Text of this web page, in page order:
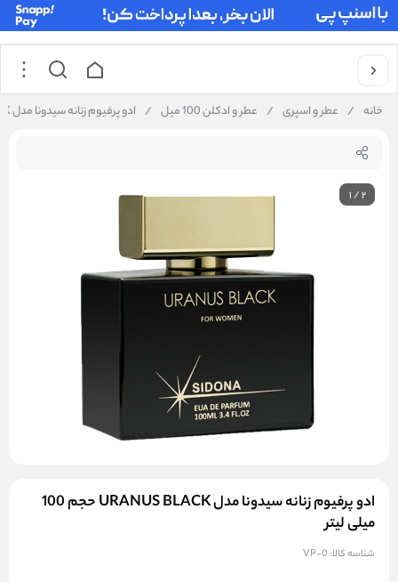
خانه / عطر و اسپری / عطر و ادکلن 100 میل / ادو پرفیوم زنانه سیدونا مدل URANUS BLACK حجم 100 میلی لیتر
1/2
ادو پرفیوم زنانه سیدونا مدل URANUS BLACK حجم 100
میلی لیتر
شناسه کالا: VP-0